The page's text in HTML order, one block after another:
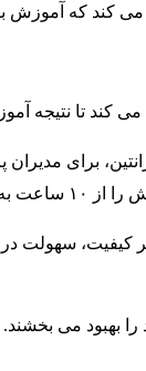
می کند که
کند تا نتیجه
دهند.
سهولت در
می